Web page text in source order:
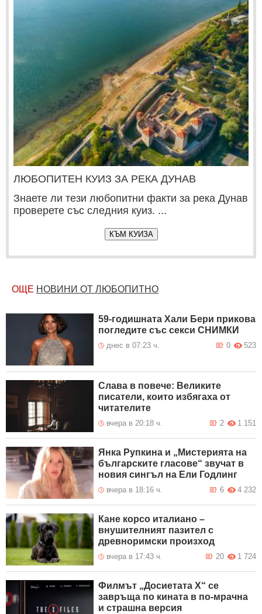
ЛЮБОПИТЕН КУИЗ ЗА РЕКА ДУНАВ
Знаете ли тези любопитни факти за река Дунав
проверете със следния куиз. ...
КЪМ КУИЗА
ОЩЕ НОВИНИ ОТ ЛЮБОПИТНО
59-годишната Хали Бери прикова
погледите със секси СНИМКИ
днес в 07:23 ч. 523
0
Слава в повече: Великите
писатели, които избягаха от
читателите
вчера в 20:18 ч. 1 151
2
Янка Рупкина и „Мистерията на
българските гласове“ звучат в
новия сингъл на Ели Годлинг
вчера в 18:16 ч. 4 232
6
Кане корсо италиано –
внушителният пазител с
древноримски произход
вчера в 17:43 ч. 1 724
20
Филмът „Досиетата Х“ се
завръща по кината в по-мрачна
и страшна версия